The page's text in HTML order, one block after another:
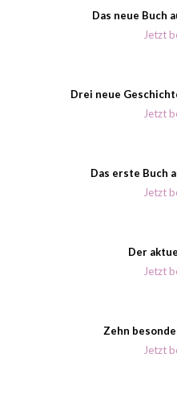
Das neue Buch
Jetzt
Drei neue
Jetzt
Das erste Buch
Jetzt
Der
Jetzt
Zehn
Jetzt